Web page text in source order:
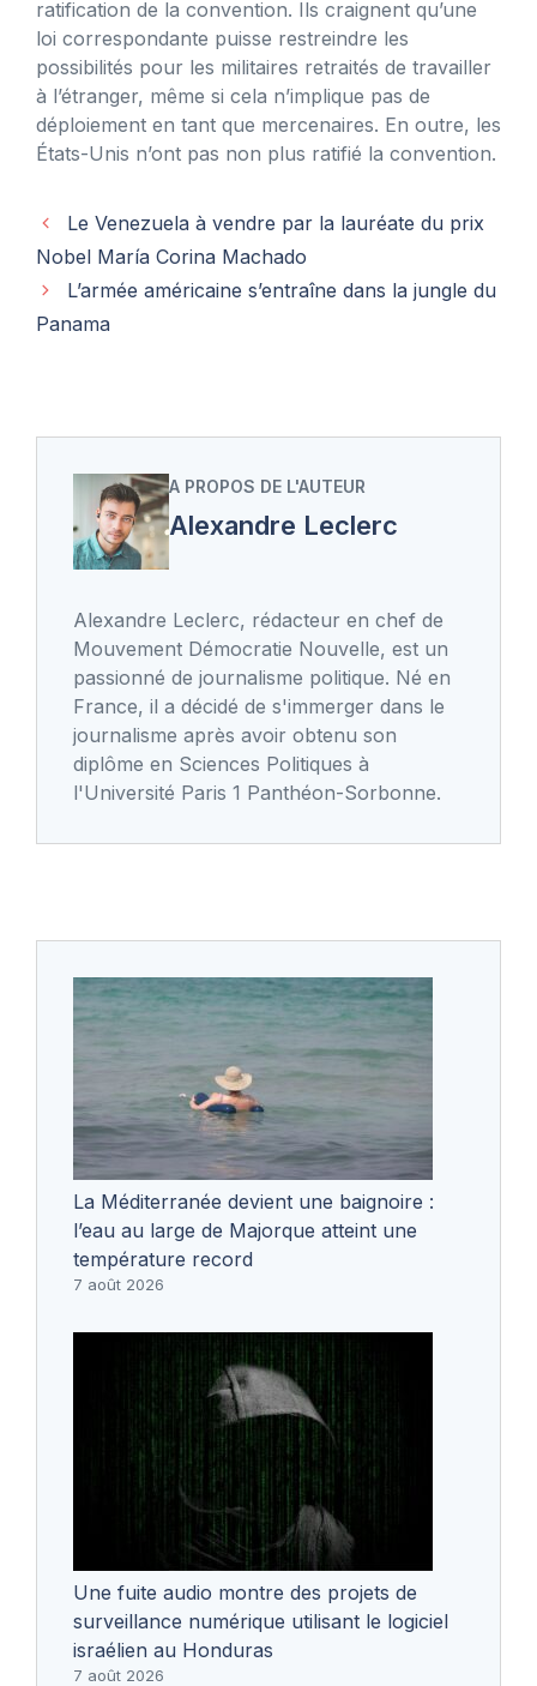
ratification de la convention. Ils craignent qu’une
loi correspondante puisse restreindre les
possibilités pour les militaires retraités de travailler
à l’étranger, même si cela n’implique pas de
déploiement en tant que mercenaires. En outre, les
États-Unis n’ont pas non plus ratifié la convention.
Le Venezuela à vendre par la lauréate du prix
Nobel María Corina Machado
L’armée américaine s’entraîne dans la jungle du
Panama
A PROPOS DE L'AUTEUR
Alexandre Leclerc
Alexandre Leclerc, rédacteur en chef de
Mouvement Démocratie Nouvelle, est un
passionné de journalisme politique. Né en
France, il a décidé de s'immerger dans le
journalisme après avoir obtenu son
diplôme en Sciences Politiques à
l'Université Paris 1 Panthéon-Sorbonne.
La Méditerranée devient une baignoire :
l’eau au large de Majorque atteint une
température record
7 août 2026
Une fuite audio montre des projets de
surveillance numérique utilisant le logiciel
israélien au Honduras
7 août 2026